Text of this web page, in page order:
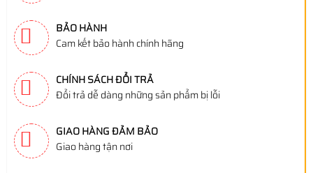
BẢO HÀNH
Cam kết bảo hành chính hãng
CHÍNH SÁCH ĐỔI TRẢ
Đổi trả dễ dàng những sản phẩm bị lỗi
GIAO HÀNG ĐẢM BẢO
Giao hàng tận nơi